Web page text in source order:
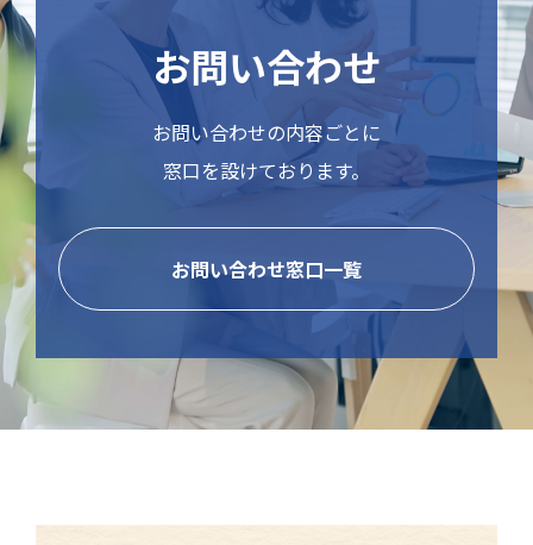
お問い合わせ
お問い合わせの内容ごとに
窓口を設けております。
お問い合わせ窓口一覧